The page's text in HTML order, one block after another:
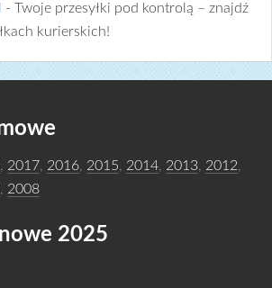
- Twoje przesyłki pod kontrolą – znajdź
kurierskich!
2017 2016 2015 2014 2013 2012
2008
2025